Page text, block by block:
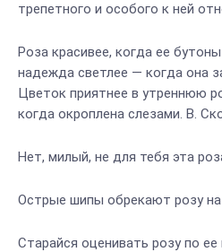
трепетного и особого к ней
Роза красивее, когда ее
надежда светлее — когда она
Цветок приятнее в утреннюю
когда окроплена слезами. В.
Нет, милый, не для тебя эта
Острые шипы обрекают розу
Старайся оценивать розу по